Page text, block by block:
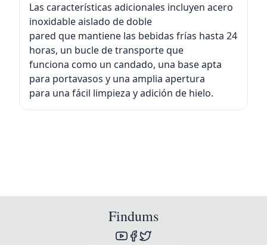
Las características adicionales incluyen acero
inoxidable aislado de doble
pared que mantiene las bebidas frías hasta 24
horas, un bucle de transporte que
funciona como un candado, una base apta
para portavasos y una amplia apertura
para una fácil limpieza y adición de hielo.
Findums